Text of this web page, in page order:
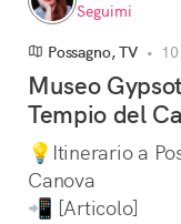
Seguimi
Possagno, TV •
Museo
Tempio del
💡Itinerario a
Canova
📲 [Articolo]